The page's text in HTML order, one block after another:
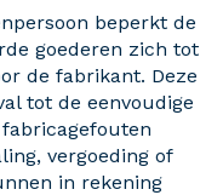
beperkt de
goederen zich tot
de fabrikant. Deze
tot de eenvoudige
vergoeding of
in rekening